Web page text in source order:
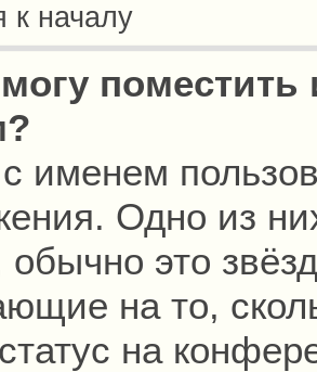
к началу
именем
Одно из
это
на то,
на